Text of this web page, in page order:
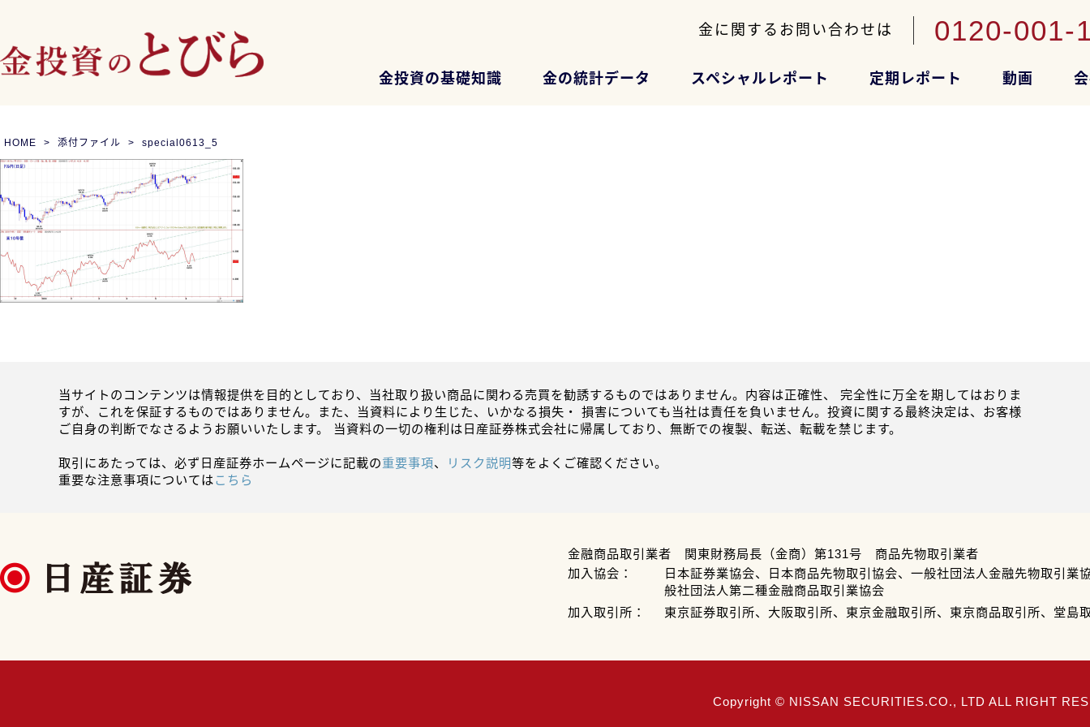
金に関するお問い合わせは 0120-001-
金投資の基礎知識 金の統計データ スペシャルレポート 定期レポート 動画
HOME 添付ファイル special0613_5
当サイトのコンテンツは情報提供を目的としており、当社取り扱い商品に関わる売買を勧誘するものではありません。内容は正確性、 完全性に万全を期してはおりま
すが、これを保証するものではありません。また、当資料により生じた、いかなる損失・ 損害についても当社は責任を負いません。投資に関する最終決定は、お客様
ご自身の判断でなさるようお願いいたします。 当資料の一切の権利は日産証券株式会社に帰属しており、無断での複製、転送、転載を禁じます。
取引にあたっては、必ず日産証券ホームページに記載の重要事項、 リスク説明等をよくご確認ください。
重要な注意事項についてはこちら
金融商品取引業者 関東財務局長（金商）第131号 商品先物取引業者
加入協会：
日本証券業協会、日本商品先物取引協会、一般社団法人金融先物取引業
般社団法人第二種金融商品取引業協会
加入取引所：
東京証券取引所、大阪取引所、東京金融取引所、東京商品取引所、堂島
Copyright © NISSAN SECURITIES.CO., LTD ALL RIGHT